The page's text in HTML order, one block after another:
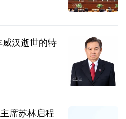
威汉逝世的特
席苏林启程